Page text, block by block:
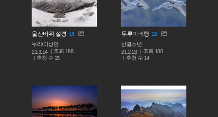
울산바위 설경 16
누리/이상민
21.3.14
조회 188
추천 수 15
두루미비행 28
산골소년
21.2.23
조회 188
추천 수 14